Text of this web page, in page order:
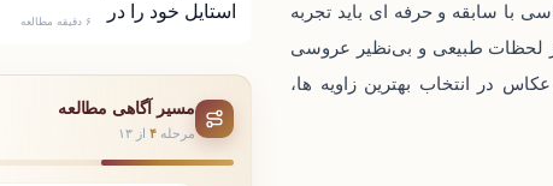
با سابقه و حرفه‌ ای باید تجربه
لحظات طبیعی و بی‌نظیر عروسی
در انتخاب بهترین زاویه‌ ها،
۶ دقیقه مطالعه
مسیر آگاهی مطالعه
مرحله۴ از ۱۳